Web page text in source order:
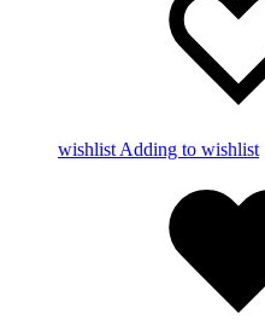
wishlist Adding to wishlist